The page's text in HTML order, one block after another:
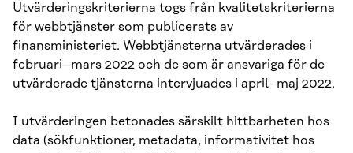
Utvärderingskriterierna togs från kvalitetskriterierna
för webbtjänster som publicerats av
finansministeriet. Webbtjänsterna utvärderades i
februari–mars 2022 och de som är ansvariga för de
utvärderade tjänsterna intervjuades i april–maj 2022.
I utvärderingen betonades särskilt hittbarheten hos
data (sökfunktioner, metadata, informativitet hos